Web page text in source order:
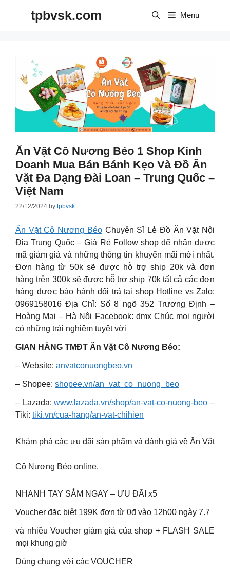
tpbvsk.com Menu
Ăn Vặt Cô Nương Béo 1 Shop Kinh
Doanh Mua Bán Bánh Kẹo Và Đồ Ăn
Vặt Đa Dạng Đài Loan – Trung Quốc –
Việt Nam
22/12/2024 by tpbvsk
Ăn Vặt Cô Nương BéoChuyên Sỉ Lẻ Đồ Ăn Vặt Nội
Địa Trung Quốc – Giá Rẻ Follow shop để nhận được
mã giảm giá và những thông tin khuyến mãi mới nhất.
Đơn hàng từ 50k sẽ được hỗ trợ ship 20k và đơn
hàng trên 300k sẽ được hỗ trợ ship 70k tất cả các đơn
hàng được bảo hành đổi trả tại shop Hotline vs Zalo:
0969158016 Địa Chỉ: Số 8 ngõ 352 Trương Định –
Hoàng Mai – Hà Nội Facebook: dmx Chúc mọi người
có những trải nghiệm tuyệt vời
GIAN HÀNG TMĐT Ăn Vặt Cô Nương Béo:
– Website: anvatconuongbeo.vn
– Shopee: shopee.vn/an_vat_co_nuong_beo
– Lazada:www.lazada.vn/shop/an-vat-co-nuong-beo –
Tiki: tiki.vn/cua-hang/an-vat-chihien
Khám phá các ưu đãi sản phẩm và đánh giá về Ăn Vặt
Cô Nương Béo online.
NHANH TAY SẮM NGAY – ƯU ĐÃI x5
Voucher đặc biệt 199K đơn từ 0đ vào 12h00 ngày 7.7
và nhiều Voucher giảm giá của shop + FLASH SALE
mọi khung giờ
Dùng chung với các VOUCHER